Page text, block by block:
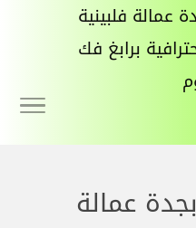
فلبينية
خصم50% احترافية برابغ فك
عمالة